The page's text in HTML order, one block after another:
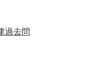
過去問